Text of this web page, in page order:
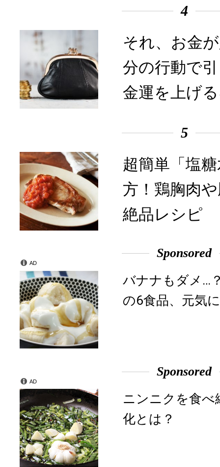
4
それ、お金
分の行動で
金運を上げ
5
超簡単「塩
方！鶏胸肉
絶品レシピ
Sponsored
バナナもダメ…
の6食品、元気
AD
Sponsored
ニンニクを食べ
化とは？
AD